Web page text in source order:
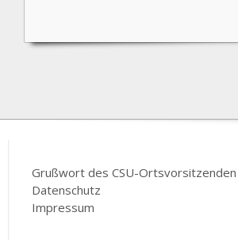
Grußwort des CSU-Ortsvorsitzenden
Datenschutz
Impressum